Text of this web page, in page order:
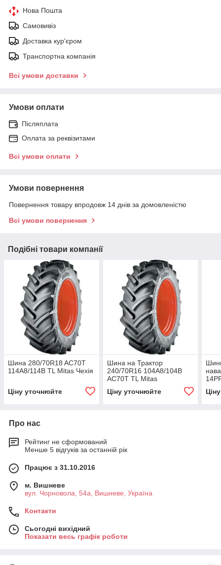
Нова Пошта
Самовивіз
Доставка кур'єром
Транспортна компанія
Всі умови доставки
Умови оплати
Післяплата
Оплата за реквізитами
Всі умови оплати
Умови повернення
Повернення товару впродовж 14 днів за домовленістю
Всі умови повернення
Подібні товари компанії
Шина 280/70R18 AC70T
114A8/114B TL Mitas Чехія
Ціну уточнюйте
Шина на Трактор
240/70R16 104A8/104B
AC70T TL Mitas
Ціну уточнюйте
Про нас
Рейтинг не сформований
Менше 5 відгуків за останній рік
Працює з 31.10.2016
м. Вишневе
вул. Чорновола, 54а, Вишневе, Україна
Контакти
Сьогодні вихідний
Показати весь графік роботи